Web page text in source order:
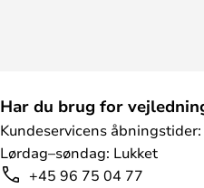
Har du brug for
Kundeservicens
Lørdag–søndag: Lukket
+45 96 75 04 77